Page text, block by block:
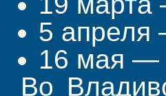
5 апреля
16 мая —
Во